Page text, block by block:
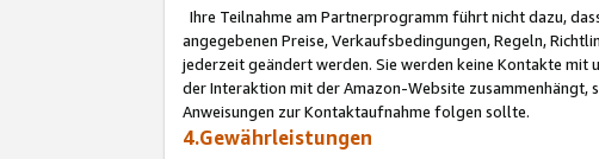
Ihre Teilnahme am Partnerprogramm führt nicht dazu,
angegebenen Preise, Verkaufsbedingungen, Regeln,
jederzeit geändert werden. Sie werden keine Kontakte mit
der Interaktion mit der Amazon-Website zusammenhängt,
Anweisungen zur Kontaktaufnahme folgen sollte.
4.Gewährleistungen